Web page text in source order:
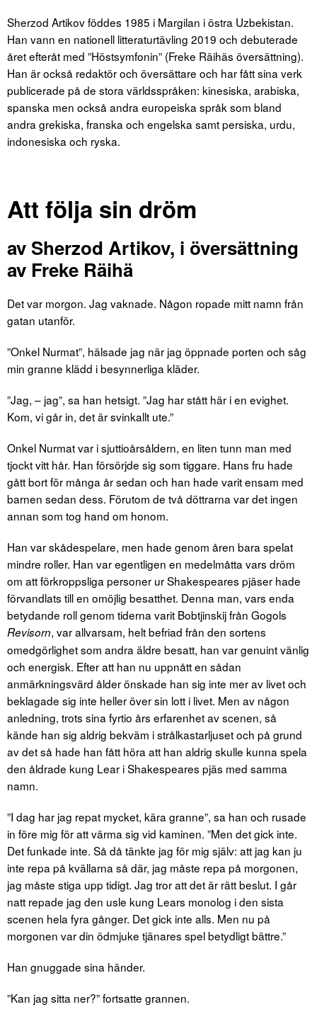
Sherzod Artikov föddes 1985 i Margilan i östra Uzbekistan.
Han vann en nationell litteraturtävling 2019 och debuterade
året efteråt med ”Höstsymfonin” (Freke Räihäs översättning).
Han är också redaktör och översättare och har fått sina verk
publicerade på de stora världsspråken: kinesiska, arabiska,
spanska men också andra europeiska språk som bland
andra grekiska, franska och engelska samt persiska, urdu,
indonesiska och ryska.
Att följa sin dröm
av Sherzod Artikov, i översättning
av Freke Räihä
Det var morgon. Jag vaknade. Någon ropade mitt namn från
gatan utanför.
”Onkel Nurmat”, hälsade jag när jag öppnade porten och såg
min granne klädd i besynnerliga kläder.
”Jag, – jag”, sa han hetsigt. ”Jag har stått här i en evighet.
Kom, vi går in, det är svinkallt ute.”
Onkel Nurmat var i sjuttioårsåldern, en liten tunn man med
tjockt vitt hår. Han försörjde sig som tiggare. Hans fru hade
gått bort för många år sedan och han hade varit ensam med
barnen sedan dess. Förutom de två döttrarna var det ingen
annan som tog hand om honom.
Han var skådespelare, men hade genom åren bara spelat
mindre roller. Han var egentligen en medelmåtta vars dröm
om att förkroppsliga personer ur Shakespeares pjäser hade
förvandlats till en omöjlig besatthet. Denna man, vars enda
betydande roll genom tiderna varit Bobtjinskij från Gogols
Revisorn, var allvarsam, helt befriad från den sortens
omedgörlighet som andra äldre besatt, han var genuint vänlig
och energisk. Efter att han nu uppnått en sådan
anmärkningsvärd ålder önskade han sig inte mer av livet och
beklagade sig inte heller över sin lott i livet. Men av någon
anledning, trots sina fyrtio års erfarenhet av scenen, så
kände han sig aldrig bekväm i strålkastarljuset och på grund
av det så hade han fått höra att han aldrig skulle kunna spela
den åldrade kung Lear i Shakespeares pjäs med samma
namn.
”I dag har jag repat mycket, kära granne”, sa han och rusade
in före mig för att värma sig vid kaminen. ”Men det gick inte.
Det funkade inte. Så då tänkte jag för mig själv: att jag kan ju
inte repa på kvällarna så där, jag måste repa på morgonen,
jag måste stiga upp tidigt. Jag tror att det är rätt beslut. I går
natt repade jag den usle kung Lears monolog i den sista
scenen hela fyra gånger. Det gick inte alls. Men nu på
morgonen var din ödmjuke tjänares spel betydligt bättre.”
Han gnuggade sina händer.
”Kan jag sitta ner?” fortsatte grannen.